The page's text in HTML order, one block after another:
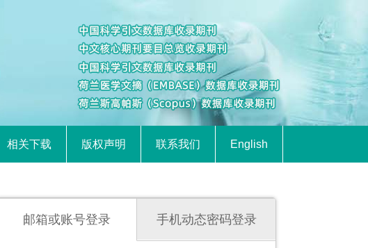
相关下载 版权声明 联系我们 English
邮箱或账号登录 手机动态密码登录